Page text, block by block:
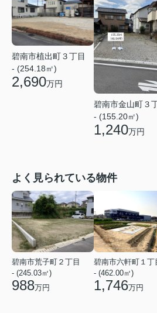
碧南市植出町３丁目
- (254.18㎡)
2,690万円
碧南市金山町３
- (155.20㎡)
1,240万円
よく見られている物件
碧南市荒子町２丁目
- (245.03㎡)
988万円
碧南市六軒町１丁
- (462.00㎡)
1,746万円